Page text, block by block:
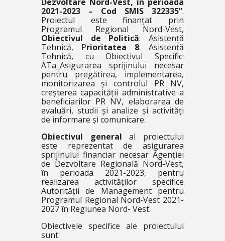
2021-2023 – Cod SMIS 322335”.
Proiectul este finanțat prin
Programul Regional Nord-Vest,
Obiectivul de Politică: Asistență
Tehnică, Prioritatea 8: Asistență
Tehnică, cu Obiectivul Specific:
ATa_Asigurarea sprijinului necesar
pentru pregătirea, implementarea,
monitorizarea și controlul PR NV,
creșterea capacității administrative a
beneficiarilor PR NV, elaborarea de
evaluări, studii și analize și activități
de informare și comunicare.
Obiectivul general al proiectului
este reprezentat de asigurarea
sprijinului financiar necesar Agenției
de Dezvoltare Regională Nord-Vest,
în perioada 2021-2023, pentru
realizarea activităților specifice
Autorității de Management pentru
Programul Regional Nord-Vest 2021-
2027 în Regiunea Nord- Vest.
Obiectivele specifice ale proiectului
sunt: